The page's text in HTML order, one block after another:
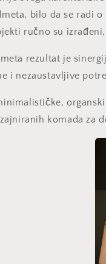
bilo da se radi
ručno su
rezultat je
i nezaustavljive
komada za